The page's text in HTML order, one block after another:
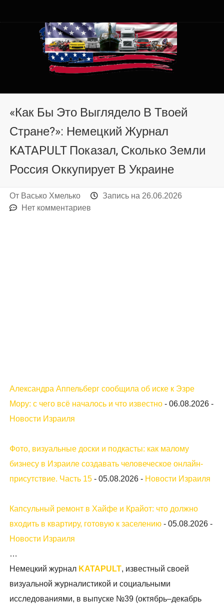
Хмельницком от auto.km.ua
«Как Бы Это Выглядело В Твоей
Стране?»: Немецкий Журнал
KATAPULT Показал, Сколько Земли
Россия Оккупирует В Украине
От Васько Хмелько Запись на 26.06.2026
Нет комментариев
Александра Аппельберг сообщила об иске к Эзре
Мору: с чего всё началось и что известно -06.08.2026 -
Новости Израиля
Фото, визуальные доски и подкасты: как малому
бизнесу в Израиле создавать человеческое онлайн-
присутствие. Часть 15 -05.08.2026 - Новости Израиля
Капсульный ремонт в Хайфе и Крайот: что должно
входить в квартиру, готовую к заселению -05.08.2026 -
Новости Израиля
…
Немецкий журнал KATAPULT, известный своей
визуальной журналистикой и социальными
исследованиями, в выпуске №39 (октябрь–декабрь